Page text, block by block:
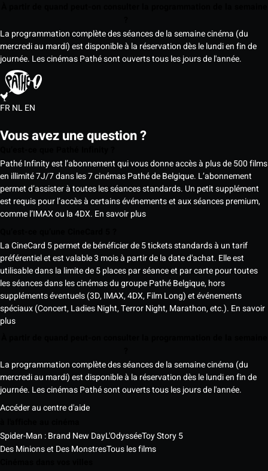
La programmation complète des séances de la semaine cinéma (du
mercredi au mardi) est disponible à la réservation dès le lundi en fin de
journée. Les cinémas Pathé sont ouverts tous les jours de l'année.
FRNLEN
Vous avez une question ?
Pathé Infinity est l’abonnement qui vous donne accès à plus de 500 films
en illimité 7J/7 dans les 7 cinémas Pathé de Belgique. L’abonnement
permet d’assister à toutes les séances standards. Un petit supplément
est requis pour l’accès à certains événements et aux séances premium,
comme l’IMAX ou la 4DX. En savoir plus
La CineCard 5 permet de bénéficier de 5 tickets standards à un tarif
préférentiel et est valable 3 mois à partir de la date d'achat. Elle est
utilisable dans la limite de 5 places par séance et par carte pour toutes
les séances dans les cinémas du groupe Pathé Belgique, hors
suppléments éventuels (3D, IMAX, 4DX, Film Long) et événements
spéciaux (Concert, Ladies Night, Terror Night, Marathon, etc.). En savoir
plus
La programmation complète des séances de la semaine cinéma (du
mercredi au mardi) est disponible à la réservation dès le lundi en fin de
journée. Les cinémas Pathé sont ouverts tous les jours de l'année.
Accéder au centre d'aide
Spider-Man : Brand New DayL'OdysséeToy Story 5
Des Minions et Des MonstresTous les films